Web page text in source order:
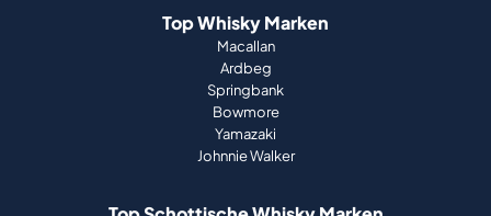
Top Whisky Marken
Macallan
Ardbeg
Springbank
Bowmore
Yamazaki
Johnnie Walker